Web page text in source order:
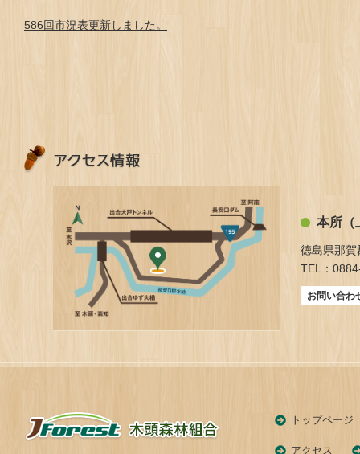
586回市況表更新しました。
本所（
徳島県那
TEL：
お問い合わ
トップページ
アクセス